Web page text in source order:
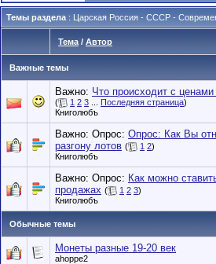
Темы раздела : Царская Россия - СССР -
Тема / Автор
Важные темы
Важно: Что происходит с
( 1 2 3 Последняя страница)
Книголюбъ
Важно: Опрос: Опрос: Как Вы
разгону лотов ( 1 2)
Книголюбъ
Важно: Опрос: Как можно
продажах ( 1 2 3)
Книголюбъ
Обычные темы
Монеты разные 19-20 век
ahoppe2